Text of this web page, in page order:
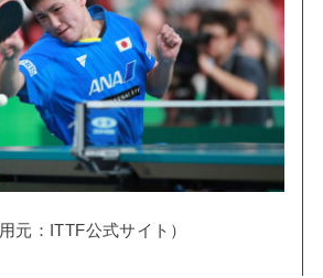
用元：ITTF公式サイト）